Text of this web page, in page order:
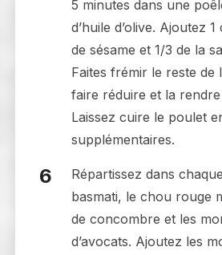
5 minutes dans une
d’huile d’olive. Ajoutez
de sésame et 1/3 de la
Faites frémir le reste de
faire réduire et la
Laissez cuire le poulet
supplémentaires.
Répartissez dans
basmati, le chou rouge
de concombre et les
d’avocats. Ajoutez les